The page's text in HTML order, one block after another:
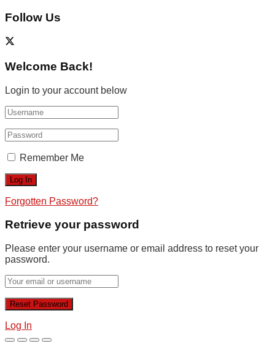
Follow Us
Welcome Back!
Login to your account below
Remember Me
Forgotten Password?
Retrieve your password
Please enter your username or email address to reset your
password.
Log In